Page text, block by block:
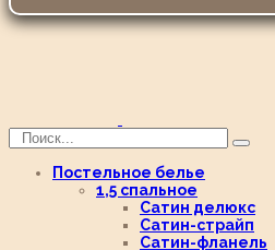
Постельное белье
1,5 спальное
Сатин делюкс
Сатин-страйп
Сатин-фланель